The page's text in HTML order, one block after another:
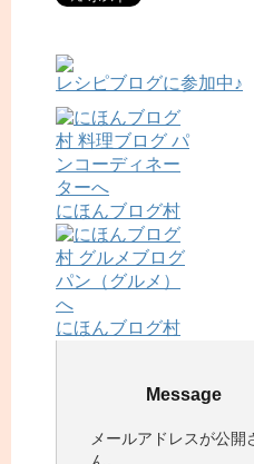
レシピブログに参加中♪
にほんブログ村
にほんブログ村
Message
メールアドレスが公